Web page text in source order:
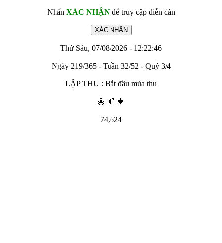
Nhấn XÁC NHẬNđể truy cập diễn đàn
Thứ Sáu, 07/08/2026 - 12:22:46
Ngày 219/365 - Tuần 32/52 - Quý 3/4
LẬP THU : Bắt đầu mùa thu
🌼 🍂 🍁
74,624